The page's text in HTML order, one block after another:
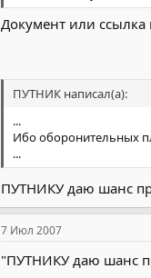
Документ или ссылка
ПУТНИК написал(а):
...
Ибо оборонительных
...
ПУТНИКУ даю шанс
7 Июл 2007
"ПУТНИКУ даю шанс